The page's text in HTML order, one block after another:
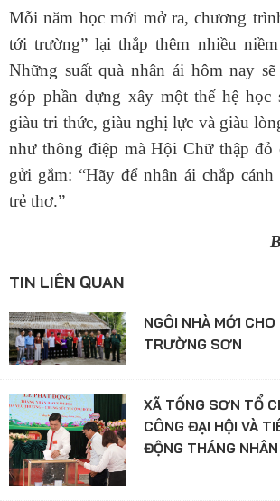
Mỗi năm học mới mở ra, chương
tới trường” lại thắp thêm nhiều
Những suất quà nhân ái hôm nay
góp phần dựng xây một thế hệ học
giàu tri thức, giàu nghị lực và giàu
như thông điệp mà Hội Chữ thập đỏ
gửi gắm: “Hãy để nhân ái chắp
trẻ thơ.”
TIN LIÊN QUAN
NGÔI NHÀ MỚI
TRƯỜNG SƠN
XÃ TỐNG SƠN TỔ
CÔNG ĐẠI HỘI VÀ
ĐỘNG THÁNG